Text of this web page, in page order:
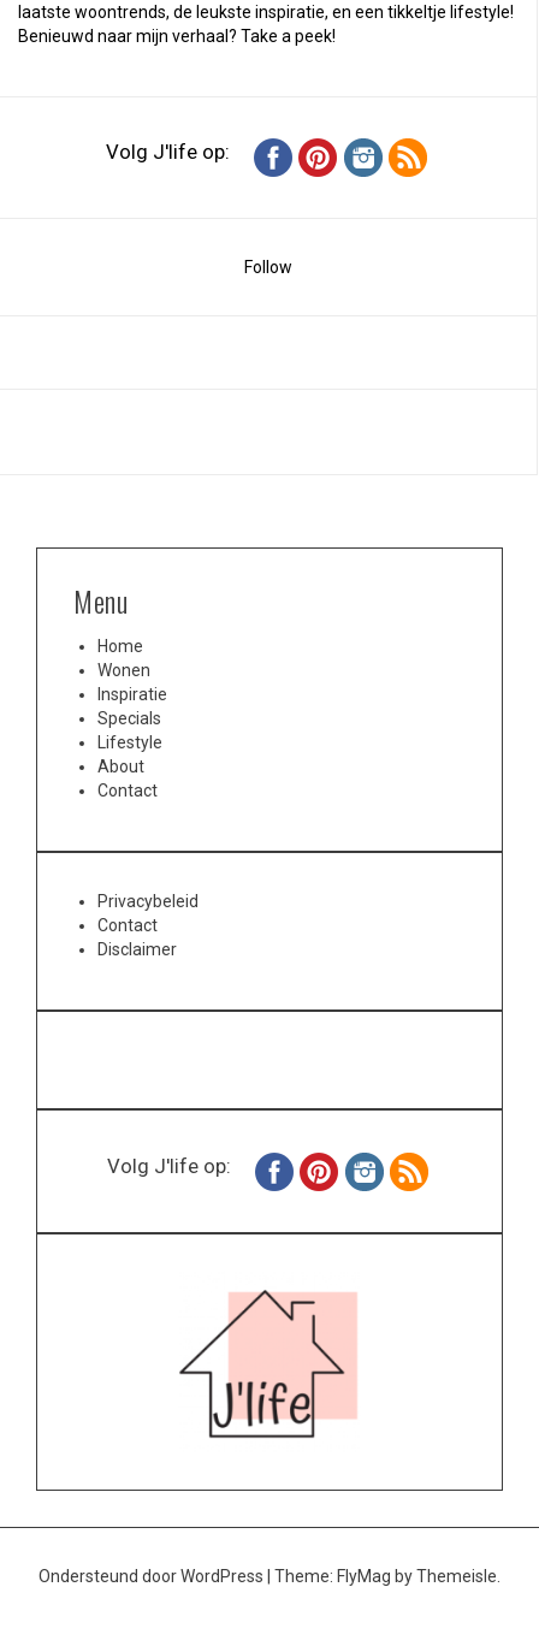
laatste woontrends, de leukste inspiratie, en een tikkeltje lifestyle!
Benieuwd naar mijn verhaal? Take a peek!
Volg J'life op:
Follow
Menu
Home
Wonen
Inspiratie
Specials
Lifestyle
About
Contact
Privacybeleid
Contact
Disclaimer
Volg J'life op:
Ondersteund door WordPress Theme: FlyMag by Themeisle.